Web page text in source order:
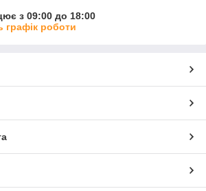
з 09:00 до 18:00
графік роботи